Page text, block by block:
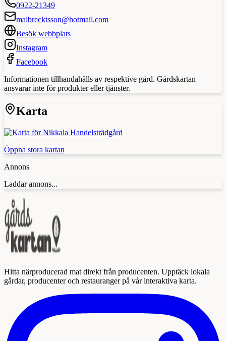
0922-21349
malbrecktsson@hotmail.com
Besök webbplats
Instagram
Facebook
Informationen tillhandahålls av respektive gård. Gårdskartan
ansvarar inte för produkter eller tjänster.
Karta
Öppna stora kartan
Annons
Laddar annons...
Hitta närproducerad mat direkt från producenten. Upptäck lokala
gårdar, producenter och restauranger på vår interaktiva karta.